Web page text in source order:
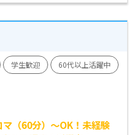
学生歓迎
60代以上活躍中
マ（60分）～OK！未経験